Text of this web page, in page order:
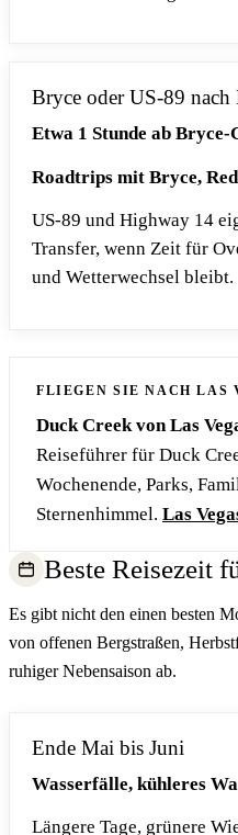
Bryce oder US-89 nach
Etwa 1 Stunde ab Bryce-
Roadtrips mit Bryce,
US-89 und Highway 14
Transfer, wenn Zeit für
und Wetterwechsel bleibt.
FLIEGEN SIE NACH LAS
Duck Creek von Las
Reiseführer für Duck
Wochenende, Parks,
Sternenhimmel. Las
Beste Reisezeit
Es gibt nicht den einen besten
von offenen Bergstraßen,
ruhiger Nebensaison ab.
Ende Mai bis Juni
Wasserfälle, kühleres
Längere Tage, grünere